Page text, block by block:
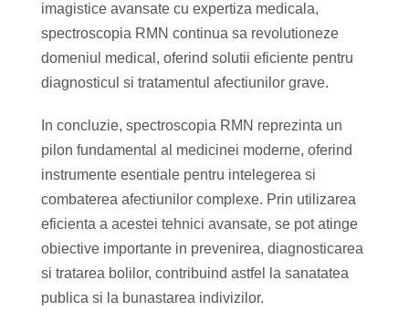
imagistice avansate cu expertiza medicala,
spectroscopia RMN continua sa revolutioneze
domeniul medical, oferind solutii eficiente pentru
diagnosticul si tratamentul afectiunilor grave.
In concluzie, spectroscopia RMN reprezinta un
pilon fundamental al medicinei moderne, oferind
instrumente esentiale pentru intelegerea si
combaterea afectiunilor complexe. Prin utilizarea
eficienta a acestei tehnici avansate, se pot atinge
obiective importante in prevenirea, diagnosticarea
si tratarea bolilor, contribuind astfel la sanatatea
publica si la bunastarea indivizilor.